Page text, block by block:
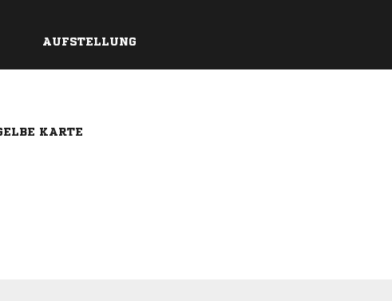
AUFSTELLUNG
KARTE